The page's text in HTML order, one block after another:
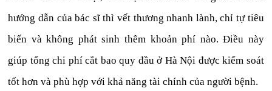
hướng dẫn của bác sĩ thì vết thương nhanh lành, chỉ tự tiêu
biến và không phát sinh thêm khoản phí nào. Điều này
giúp tổng chi phí cắt bao quy đầu ở Hà Nội được kiểm soát
tốt hơn và phù hợp với khả năng tài chính của người bệnh.